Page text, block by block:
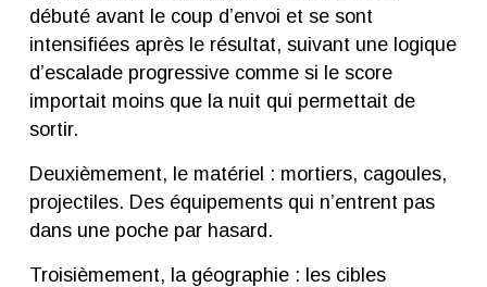
débuté avant le coup d’envoi et se sont
intensifiées après le résultat, suivant une logique
d’escalade progressive comme si le score
importait moins que la nuit qui permettait de
sortir.
Deuxièmement, le matériel : mortiers, cagoules,
projectiles. Des équipements qui n’entrent pas
dans une poche par hasard.
Troisièmement, la géographie : les cibles